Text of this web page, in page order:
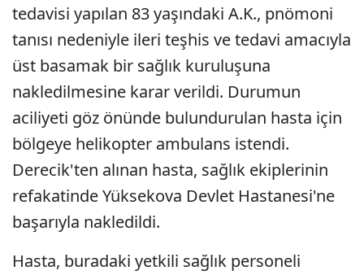
tedavisi yapılan 83 yaşındaki A.K., pnömoni
tanısı nedeniyle ileri teşhis ve tedavi amacıyla
üst basamak bir sağlık kuruluşuna
nakledilmesine karar verildi. Durumun
aciliyeti göz önünde bulundurulan hasta için
bölgeye helikopter ambulans istendi.
Derecik'ten alınan hasta, sağlık ekiplerinin
refakatinde Yüksekova Devlet Hastanesi'ne
başarıyla nakledildi.
Hasta, buradaki yetkili sağlık personeli